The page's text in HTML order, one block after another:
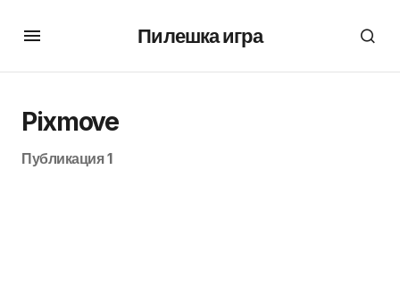
Пилешка игра
Pixmove
Публикация 1